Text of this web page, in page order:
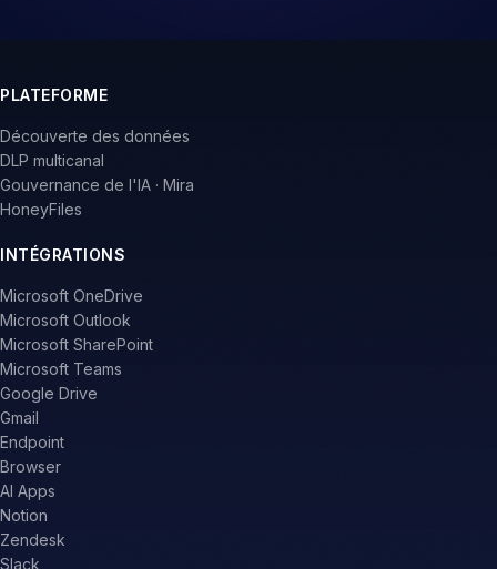
PLATEFORME
Découverte des données
DLP multicanal
Gouvernance de l'IA · Mira
HoneyFiles
INTÉGRATIONS
Microsoft OneDrive
Microsoft Outlook
Microsoft SharePoint
Microsoft Teams
Google Drive
Gmail
Endpoint
Browser
AI Apps
Notion
Zendesk
Slack